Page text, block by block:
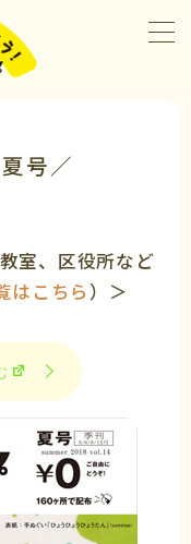
号／
室、区役所など
はこちら ）＞